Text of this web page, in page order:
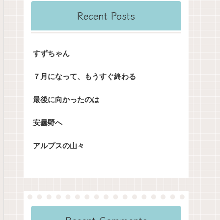
Recent Posts
すずちゃん
７月になって、もうすぐ終わる
最後に向かったのは
安曇野へ
アルプスの山々